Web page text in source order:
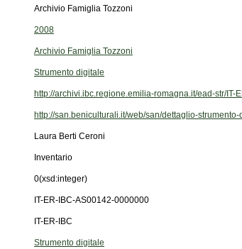
Archivio Famiglia Tozzoni
2008
Archivio Famiglia Tozzoni
Strumento digitale
http://archivi.ibc.regione.emilia-romagna.it/ead-str/IT-
http://san.beniculturali.it/web/san/dettaglio-
Laura Berti Ceroni
Inventario
0(xsd:integer)
IT-ER-IBC-AS00142-0000000
IT-ER-IBC
Strumento digitale